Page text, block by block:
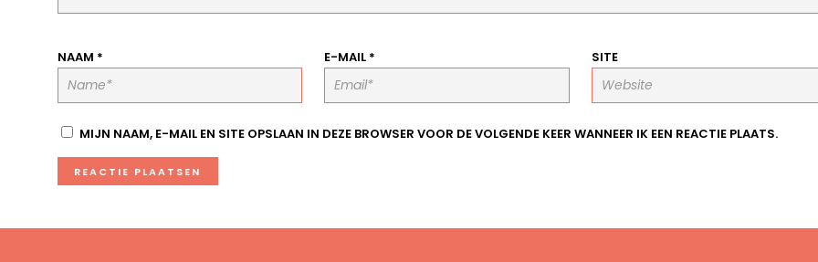
NAAM * E-MAIL * SITE
MIJN NAAM, E-MAIL EN SITE OPSLAAN IN DEZE BROWSER VOOR DE VOLGENDE KEER WANNEER IK EEN REACTIE PLAATS.